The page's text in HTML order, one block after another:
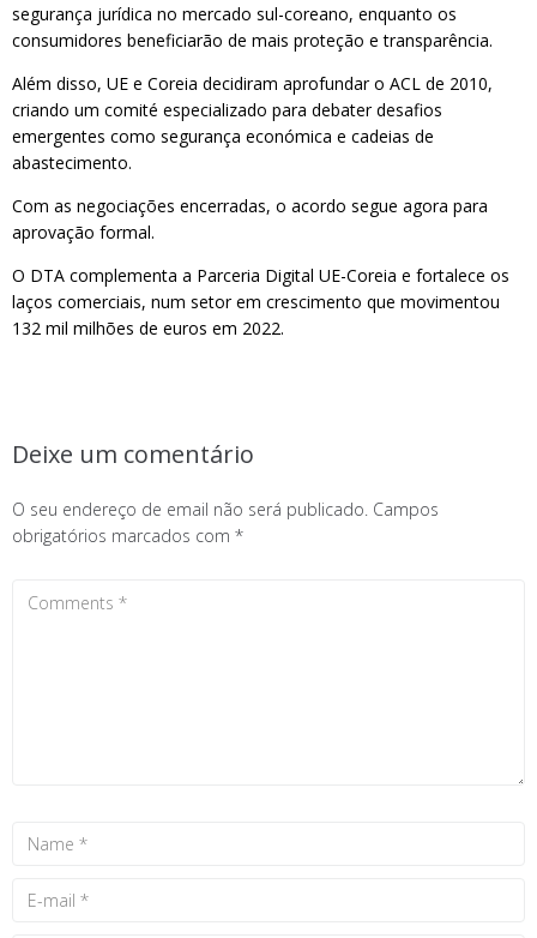
segurança jurídica no mercado sul-coreano, enquanto os
consumidores beneficiarão de mais proteção e transparência.
Além disso, UE e Coreia decidiram aprofundar o ACL de 2010,
criando um comité especializado para debater desafios
emergentes como segurança económica e cadeias de
abastecimento.
Com as negociações encerradas, o acordo segue agora para
aprovação formal.
O DTA complementa a Parceria Digital UE-Coreia e fortalece os
laços comerciais, num setor em crescimento que movimentou
132 mil milhões de euros em 2022.
Deixe um comentário
O seu endereço de email não será publicado. Campos
obrigatórios marcados com *